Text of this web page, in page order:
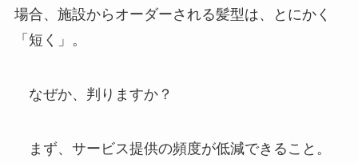
場合、施設からオーダーされる髪型は、とにかく
「短く」。
なぜか、判りますか？
まず、サービス提供の頻度が低減できること。